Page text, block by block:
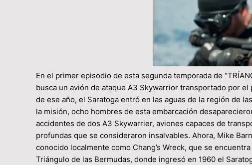
En el primer episodio de esta segunda temporada de
busca un avión de ataque A3 Skywarrior transportado por
de ese año, el Saratoga entró en las aguas de la región de
la misión, ocho hombres de esta embarcación
accidentes de dos A3 Skywarrier, aviones capaces de
profundas que se consideraron insalvables. Ahora, Mike
conocido localmente como Chang’s Wreck, que se
Triángulo de las Bermudas, donde ingresó en 1960 el